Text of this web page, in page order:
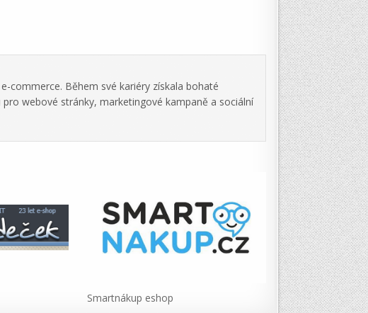
commerce. Během své kariéry získala bohaté
webové stránky, marketingové kampaně a sociální
Smartnákup eshop